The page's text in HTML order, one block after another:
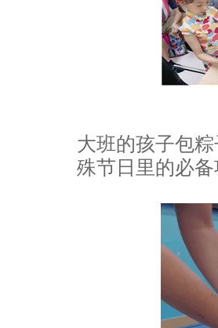
大班的孩子包
殊节日里的必